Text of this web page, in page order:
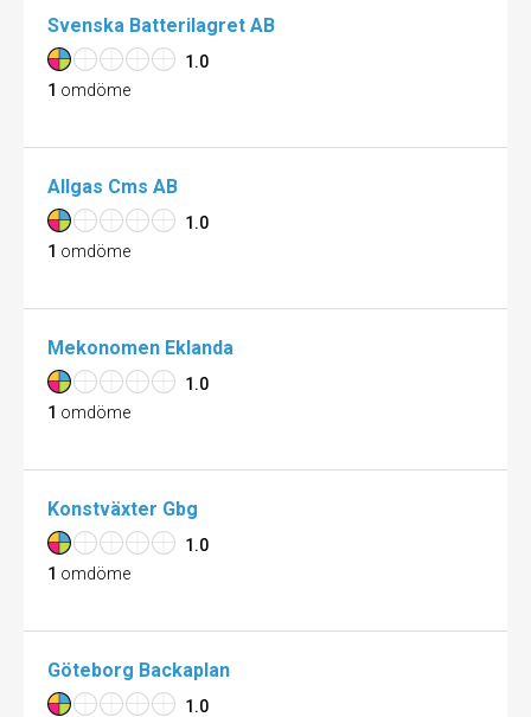
Svenska Batterilagret AB
1.0
1 omdöme
Allgas Cms AB
1.0
1 omdöme
Mekonomen Eklanda
1.0
1 omdöme
Konstväxter Gbg
1.0
1 omdöme
Göteborg Backaplan
1.0